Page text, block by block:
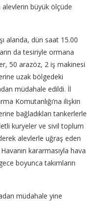
alevlerin büyük ölçüde
alanda, dün saat 15.00
da tesiriyle ormana
50 arazöz, 2 iş makinesi
uzak bölgedeki
müdahale edildi. İl
Komutanlığı’na ilişkin
bağladıkları tankerlerle
kuryeler ve sivil toplum
alevlerle uğraş eden
kararmasıyla hava
boyunca takımların
müdahale yine